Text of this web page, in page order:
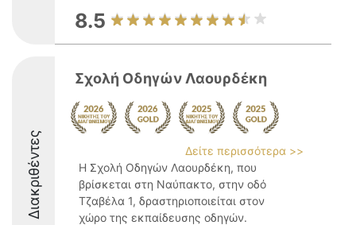
8.5
Διακριθέντες
Σχολή Οδηγών Λαουρδέκη
Δείτε περισσότερα >>
Η Σχολή Οδηγών Λαουρδέκη, που
βρίσκεται στη Ναύπακτο, στην οδό
Τζαβέλα 1, δραστηριοποιείται στον
χώρο της εκπαίδευσης οδηγών.